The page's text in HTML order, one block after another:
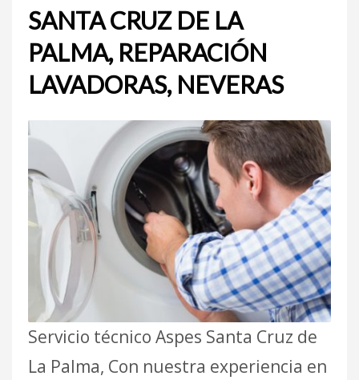
SANTA CRUZ DE LA
PALMA, REPARACIÓN
LAVADORAS, NEVERAS
Servicio técnico Aspes Santa Cruz de
La Palma, Con nuestra experiencia en